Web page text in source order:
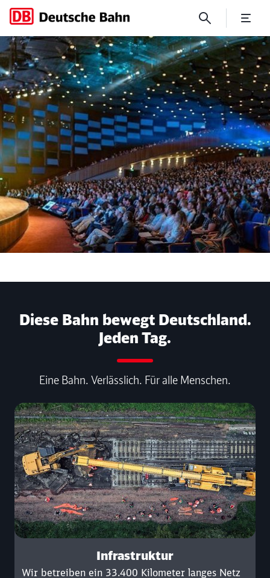
ONE YOUNG WORLD
Diese Bahn bewegt Deutschland.
Jeden Tag.
Eine Bahn. Verlässlich. Für alle Menschen.
Infrastruktur
Wir betreiben ein 33.400 Kilometer langes Netz